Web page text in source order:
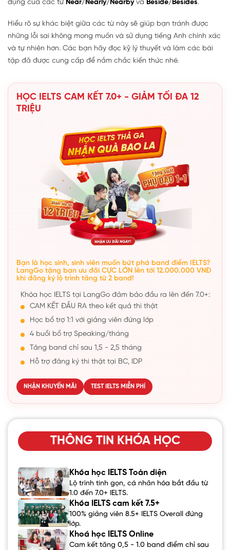
dụng của các từ Near/Nearly/Nearby và Beside/Besides.
Hiểu rõ sự khác biệt giữa các từ này sẽ giúp bạn tránh được
những lỗi sai không mong muốn và sử dụng tiếng Anh chính xác
và tự nhiên hơn. Các bạn hãy đọc kỹ lý thuyết và làm các bài
tập đã được cung cấp để nắm chắc kiến thức nhé.
HỌC IELTS CAM KẾT 7.0+ - GIẢM TỐI ĐA 12
TRIỆU
Bạn là học sinh, sinh viên muốn bứt phá band điểm IELTS?
LangGo tặng bạn ưu đãi CỰC LỚN lên tới 12.000.000 VNĐ
khi đăng ký lộ trình tăng từ 2 band!
Khóa học IELTS tại LangGo đảm bảo đầu ra lên đến 7.0+:
CAM KẾT ĐẦU RA theo kết quả thi thật
Học bổ trợ 1:1 với giảng viên đứng lớp
4 buổi bổ trợ Speaking/tháng
Tăng band chỉ sau 1,5 - 2,5 tháng
Hỗ trợ đăng ký thi thật tại BC, IDP
NHẬN KHUYẾN MÃI TEST IELTS MIỄN PHÍ
THÔNG TIN KHÓA HỌC
Khóa học IELTS Toàn diện
Lộ trình tinh gọn, cá nhân hóa bắt đầu từ
1.0 đến 7.0+ IELTS.
Khóa IELTS cam kết 7.5+
100% giảng viên 8.5+ IELTS Overall đứng
lớp.
Khoá học IELTS Online
Cam kết tăng 0,5 - 1.0 band điểm chỉ sau